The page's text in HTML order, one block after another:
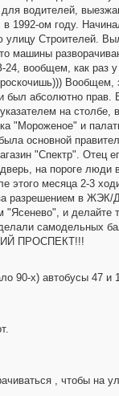
для водителей,
1992-ом году.
Строителей.
вообщем, как раз
был абсолютно
на
"Мороженое" и
основной
"Спектр". Отец
на пороге
месяца 2-3
разрешением в
и делайте
самодельных
ПРОСПЕКТ!!!
90-х) автобусы 47
, чтобы на